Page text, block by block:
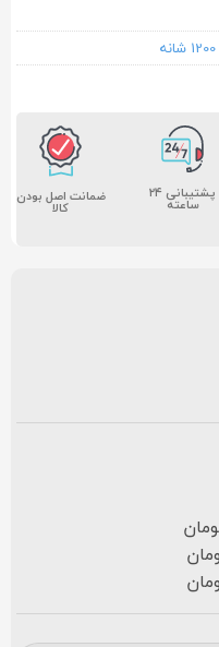
پشتیبانی ۲۴
ساعته ضمانت اصل بودن
کالا